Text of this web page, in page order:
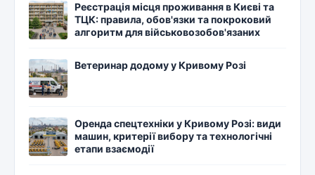
Реєстрація місця проживання в Києві та
ТЦК: правила, обов'язки та покроковий
алгоритм для військовозобов'язаних
Ветеринар додому у Кривому Розі
Оренда спецтехніки у Кривому Розі: види
машин, критерії вибору та технологічні
етапи взаємодії